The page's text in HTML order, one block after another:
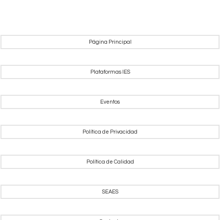
Página Principal
Plataformas IES
Eventos
Política de Privacidad
Política de Calidad
SEAES